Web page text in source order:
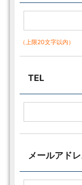
（上限20文字以内）
TEL
メールアド